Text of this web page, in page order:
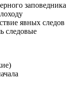
заповедника
явных следов
следовые